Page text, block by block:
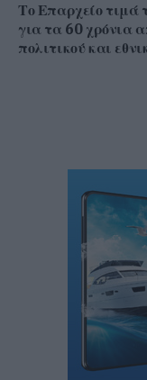
Το Επαρχείο τιμά
για τα 60 χρόνια
πολιτικού και